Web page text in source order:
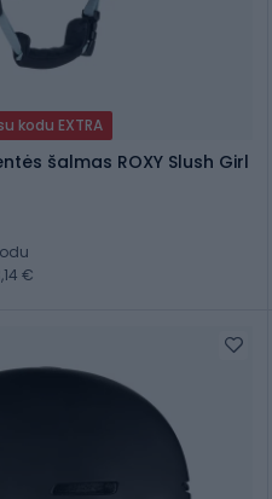
kodu EXTRA
šalmas ROXY Slush Girl
€